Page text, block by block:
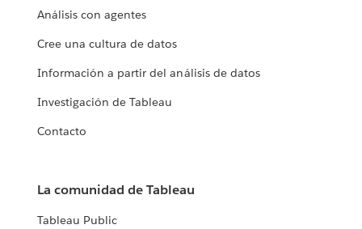
Análisis con agentes
Cree una cultura de datos
Información a partir del análisis de datos
Investigación de Tableau
Contacto
La comunidad de Tableau
Tableau Public